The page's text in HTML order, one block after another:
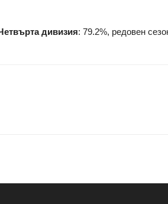
дивизия: 79.2%, редовен